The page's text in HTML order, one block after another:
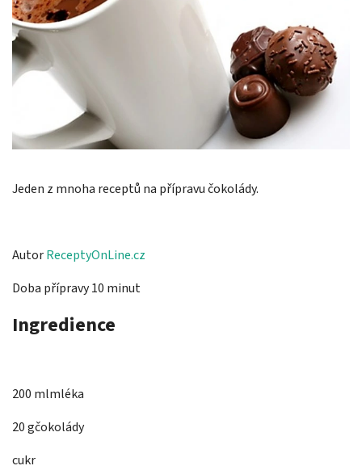
Jeden z mnoha receptů na přípravu čokolády.
AutorReceptyOnLine.cz
Doba přípravy 10 minut
Ingredience
200 mlmléka
20 gčokolády
cukr